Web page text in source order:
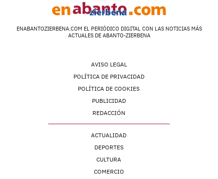
ENABANTOZIERBENA.COM EL PERIÓDICO DIGITAL CON LAS NOTICIAS MÁS
ACTUALES DE ABANTO-ZIERBENA
AVISO LEGAL
POLÍTICA DE PRIVACIDAD
POLÍTICA DE COOKIES
PUBLICIDAD
REDACCIÓN
ACTUALIDAD
DEPORTES
CULTURA
COMERCIO